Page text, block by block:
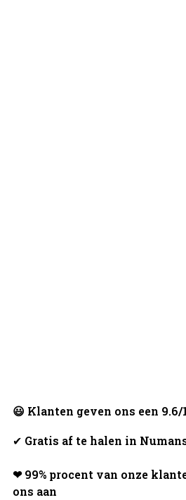
😃 Klanten geven ons een 9.6/
✔ Gratis af te halen in
❤ 99% procent van onze
ons aan